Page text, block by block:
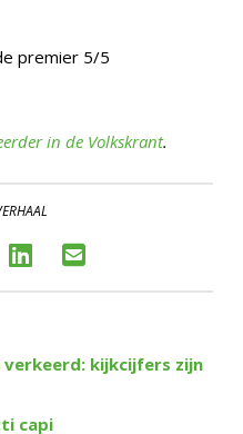
premier 5/5
in de Volkskrant.
kijkcijfers zijn
capi